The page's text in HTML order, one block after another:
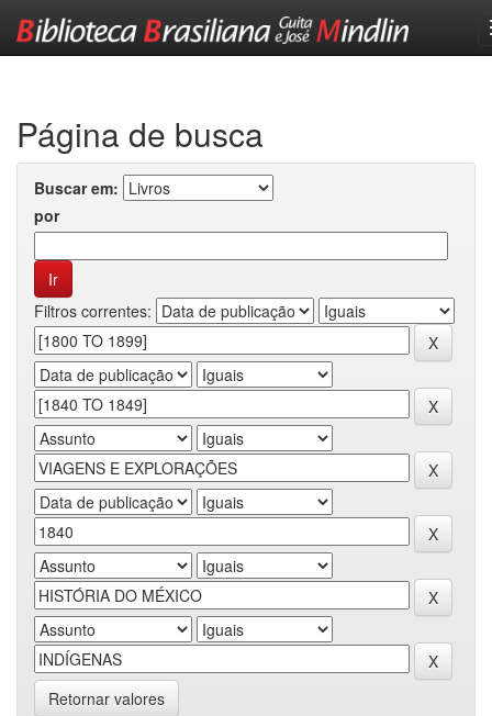
Página de busca
Buscar em:
por
Filtros correntes:
Retornar valores